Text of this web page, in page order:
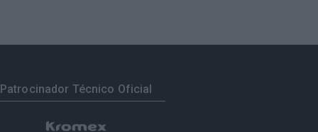
Patrocinador Técnico Oficial